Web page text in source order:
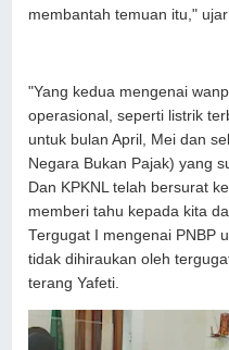
membantah temuan itu," ujar
"Yang kedua mengenai
operasional, seperti listrik
untuk bulan April, Mei dan
Negara Bukan Pajak) yang
Dan KPKNL telah bersurat
memberi tahu kepada kita
Tergugat I mengenai PNBP
tidak dihiraukan oleh
terang Yafeti.